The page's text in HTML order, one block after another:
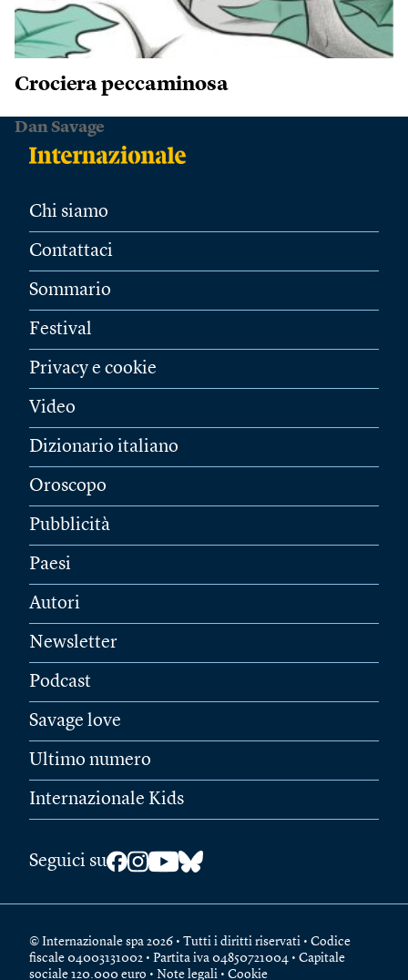
Crociera peccaminosa
Dan Savage
Chi siamo
Contattaci
Sommario
Festival
Privacy e cookie
Video
Dizionario italiano
Oroscopo
Pubblicità
Paesi
Autori
Newsletter
Podcast
Savage love
Ultimo numero
Internazionale Kids
Seguici su
© Internazionale spa 2026 • Tutti i diritti riservati • Codice
fiscale 04003131002 • Partita iva 04850721004 • Capitale
sociale 120.000 euro • Note legali • Cookie